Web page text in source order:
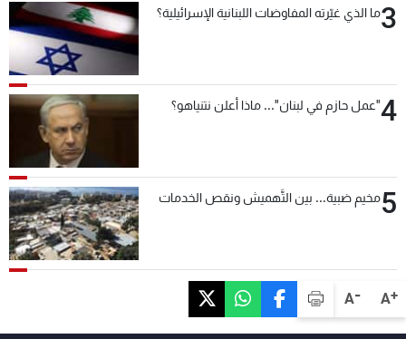
A+
A-
3ما الذي غيّرته المفاوضات اللبنانية الإسرائيلية؟
4"عمل حازم في لبنان"... ماذا أعلن نتنياهو؟
5مخيم ضبية... بين التَّهميش ونقص الخدمات